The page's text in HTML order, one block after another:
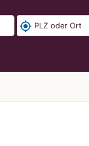
my_location